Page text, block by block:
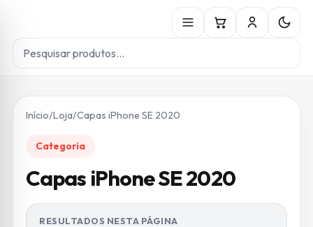
Início/Loja/Capas iPhone SE 2020
Categoria
Capas iPhone SE 2020
RESULTADOS NESTA PÁGINA